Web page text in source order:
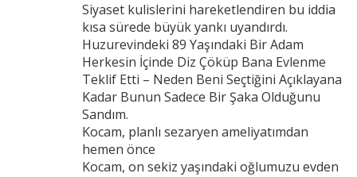
Siyaset kulislerini hareketlendiren bu iddia
kısa sürede büyük yankı uyandırdı.
Huzurevindeki 89 Yaşındaki Bir Adam
Herkesin İçinde Diz Çöküp Bana Evlenme
Teklif Etti – Neden Beni Seçtiğini Açıklayana
Kadar Bunun Sadece Bir Şaka Olduğunu
Sandım.
Kocam, planlı sezaryen ameliyatımdan
hemen önce
Kocam, on sekiz yaşındaki oğlumuzu evden